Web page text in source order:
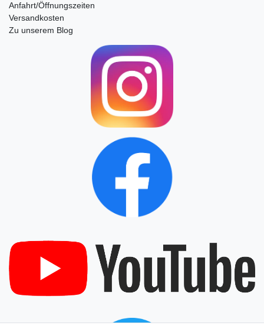
Anfahrt/Öffnungszeiten
Versandkosten
Zu unserem Blog